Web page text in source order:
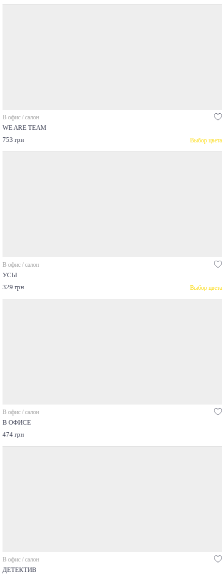
В офис / салон
WE ARE TEAM
753 грн
Выбор цвета
В офис / салон
УСЫ
329 грн
Выбор цвета
В офис / салон
В ОФИСЕ
474 грн
В офис / салон
ДЕТЕКТИВ